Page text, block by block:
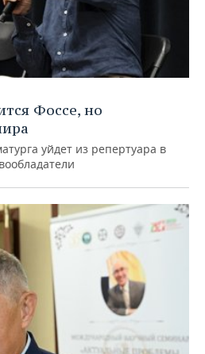
Фоссе, но
уйдет из репертуара в